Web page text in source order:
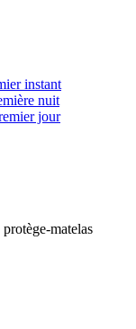
instant
nuit
jour
matelas